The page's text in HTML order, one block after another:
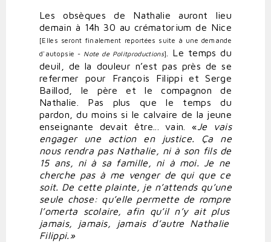
Les obsèques de Nathalie auront lieu
demain à 14h 30 au crématorium de Nice
[Elles seront finalement reportées suite à une demande
d'autopsie - Note de Politproductions]
Le temps du
deuil, de la douleur n’est pas près de se
refermer pour François Filippi et Serge
Baillod, le père et le compagnon de
Nathalie. Pas plus que le temps du
pardon, du moins si le calvaire de la jeune
enseignante devait être... vain. «Je
vais
engager
une action en justice. Ça ne
nousrendra pasNathalie, nià sonfilsde
15ans, ni à sa famille, nià moi. Je ne
cherche pas à me vengerde quique ce
soit. De cetteplainte, je n’attendsqu’une
seule chose: qu’elle permette de rompre
l’omerta scolaire, afinqu’il n’yaitplus
jamais, jamais, jamaisd’autre Nathalie
Filippi.»